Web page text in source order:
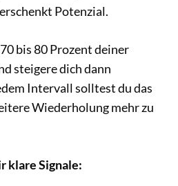
Potenzial.
bis 80 Prozent deiner
steigere dich dann
Intervall solltest du das
Wiederholung mehr zu
klare Signale: